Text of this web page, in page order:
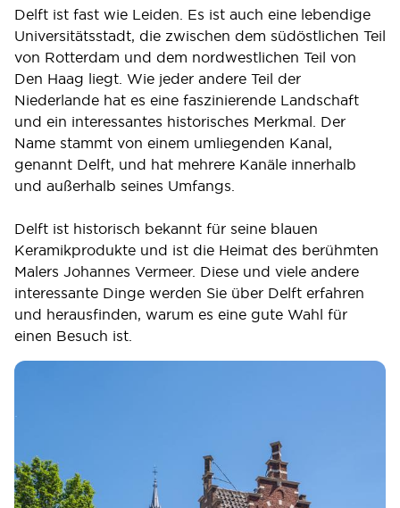
Delft ist fast wie Leiden. Es ist auch eine lebendige
Universitätsstadt, die zwischen dem südöstlichen Teil
von Rotterdam und dem nordwestlichen Teil von
Den Haag liegt. Wie jeder andere Teil der
Niederlande hat es eine faszinierende Landschaft
und ein interessantes historisches Merkmal. Der
Name stammt von einem umliegenden Kanal,
genannt Delft, und hat mehrere Kanäle innerhalb
und außerhalb seines Umfangs.
Delft ist historisch bekannt für seine blauen
Keramikprodukte und ist die Heimat des berühmten
Malers Johannes Vermeer. Diese und viele andere
interessante Dinge werden Sie über Delft erfahren
und herausfinden, warum es eine gute Wahl für
einen Besuch ist.